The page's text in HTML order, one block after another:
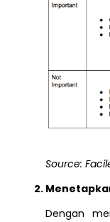
Source:
Dengan